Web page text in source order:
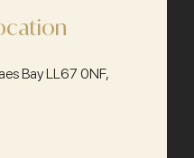
Bay LL67 0NF,